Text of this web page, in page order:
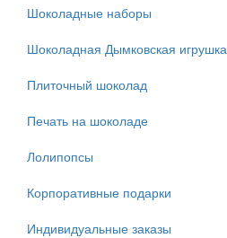
Шоколадные наборы
Шоколадная Дымковская игрушка
Плиточный шоколад
Печать на шоколаде
Лолипопсы
Корпоративные подарки
Индивидуальные заказы